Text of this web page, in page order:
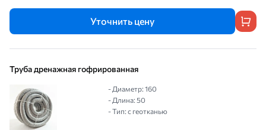
Уточнить цену
Труба дренажная гофрированная
- Диаметр: 160
- Длина: 50
- Тип: с геотканью